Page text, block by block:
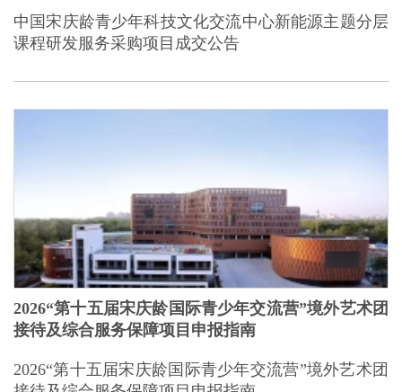
中国宋庆龄青少年科技文化交流中心新能源主题分层
课程研发服务采购项目成交公告
2026“第十五届宋庆龄国际青少年交流营”境外艺术团
接待及综合服务保障项目申报指南
2026“第十五届宋庆龄国际青少年交流营”境外艺术团